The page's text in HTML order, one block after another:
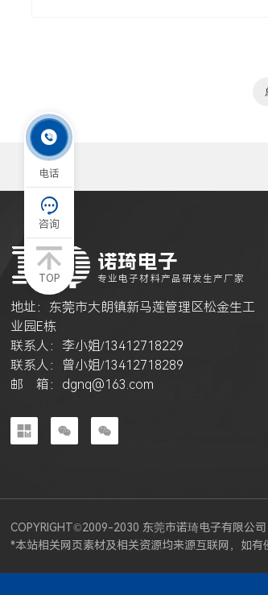
诺琦电子
专业电子材料产品研发生产厂家
地址：东莞市大朗镇新马莲管理区松金生工
业园E栋
联系人：李小姐/13412718229
联系人：曾小姐/13412718289
邮 箱：dgnq@163.com
  
COPYRIGHT©2009-2030 东莞市诺琦电子有限公司
*本站相关网页素材及相关资源均来源互联网，如

电话

咨询
TOP